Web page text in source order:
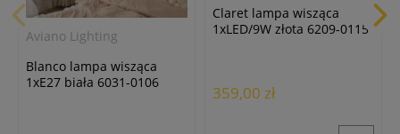
Aviano Lighting
Blanco lampa wisząca
1xE27 biała 6031-0106
Claret lampa wisząca
1xLED/9W złota 6209-0115
359,00 zł